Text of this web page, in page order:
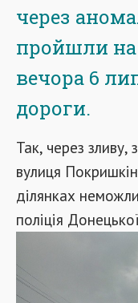
через
пройшли на
вечора 6
дороги.
Так, через зливу,
вулиця
ділянках
поліція